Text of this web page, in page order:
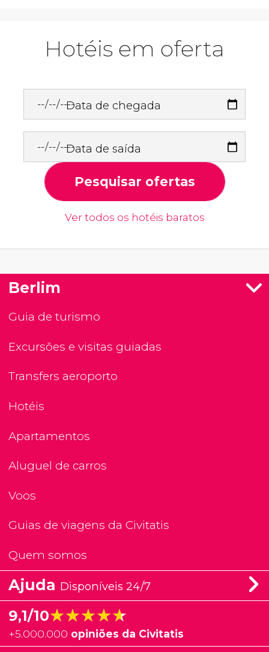
Hotéis em oferta
Data de chegada
Data de saída
Pesquisar ofertas
Ver todos os hotéis baratos
Berlim
Guia de turismo
Excursões e visitas guiadas
Transfers aeroporto
Hotéis
Apartamentos
Aluguel de carros
Voos
Guias de viagens da Civitatis
Quem somos
Ajuda Disponíveis 24/7
9,1/10★★★★★
★★★★★
+5.000.000 opiniões da Civitatis